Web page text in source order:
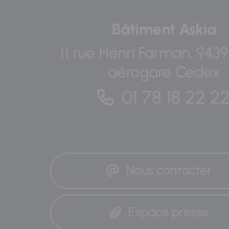
Bâtiment Askia
11 rue Henri Farman,
aérogare Cedex
01 78 18 22 22
Nous contacter
Espace presse